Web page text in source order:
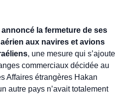
annoncé la fermeture de ses
aux navires et avions
, une mesure qui s’ajoute
commerciaux décidée au
Affaires étrangères Hakan
autre pays n’avait totalement